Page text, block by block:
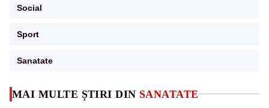
MAI MULTE ȘTIRI DIN SANATATE
Social
Sport
Sanatate